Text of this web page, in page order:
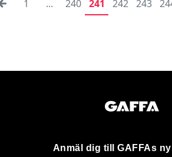
1 ... 240 241 242 243
Anmäl dig till GAFFAs